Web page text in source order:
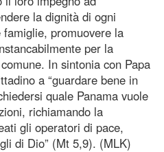
la dignità di ogni
promuovere la
per la
In sintonia con Papa
a “guardare bene in
quale Panama vuole
richiamando la
gli operatori di pace,
di Dio” (Mt 5,9). (MLK)